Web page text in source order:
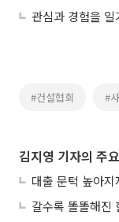
관심과 경험을
#건설협회 #
김지영 기자의 주